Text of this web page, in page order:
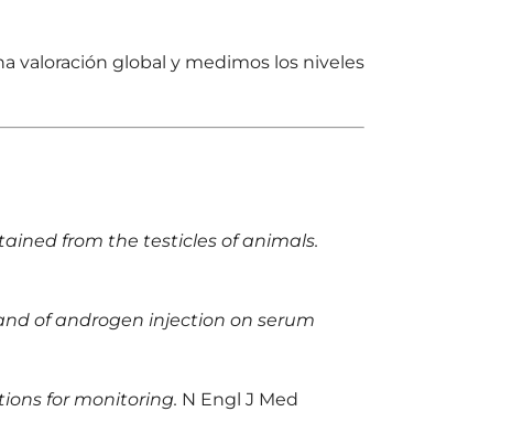
valoración global y medimos los niveles
from the testicles of animals.
of androgen injection on serum
for monitoring. N Engl J Med